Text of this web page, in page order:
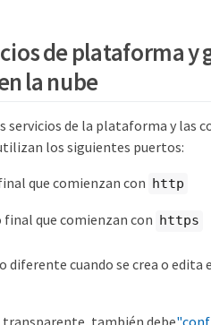
de plataforma y
la nube
de la plataforma y las
los siguientes puertos:
que comienzan con http
final que comienzan con https
diferente cuando se crea o edita
también debe